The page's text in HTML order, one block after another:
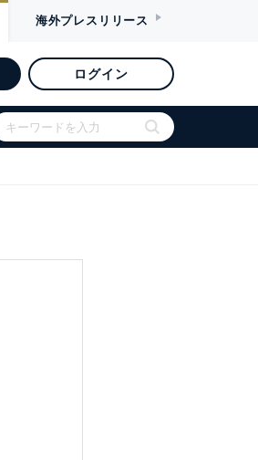
海外プレスリリース
ログイン